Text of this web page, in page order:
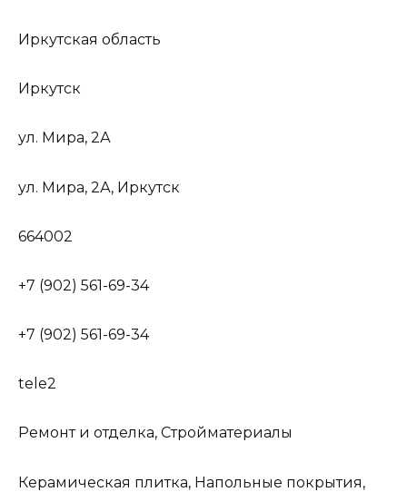
Иркутская область
Иркутск
ул. Мира, 2А
ул. Мира, 2А, Иркутск
664002
+7 (902) 561-69-34
+7 (902) 561-69-34
tele2
Ремонт и отделка, Стройматериалы
Керамическая плитка, Напольные покрытия,